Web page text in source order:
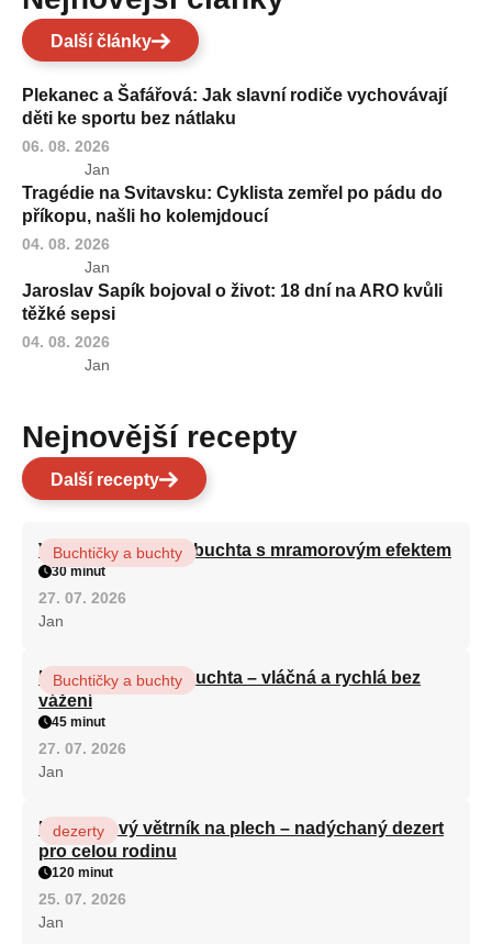
Další články
Plekanec a Šafářová: Jak slavní rodiče vychovávají
děti ke sportu bez nátlaku
06. 08. 2026
Jan
Tragédie na Svitavsku: Cyklista zemřel po pádu do
příkopu, našli ho kolemjdoucí
04. 08. 2026
Jan
Jaroslav Sapík bojoval o život: 18 dní na ARO kvůli
těžké sepsi
04. 08. 2026
Jan
Nejnovější recepty
Další recepty
Vláčná olejová litá buchta s mramorovým efektem
Buchtičky a buchty
30 minut
27. 07. 2026
Jan
Hrnková maková buchta – vláčná a rychlá bez
vážení
Buchtičky a buchty
45 minut
27. 07. 2026
Jan
Karamelový větrník na plech – nadýchaný dezert
pro celou rodinu
dezerty
120 minut
25. 07. 2026
Jan